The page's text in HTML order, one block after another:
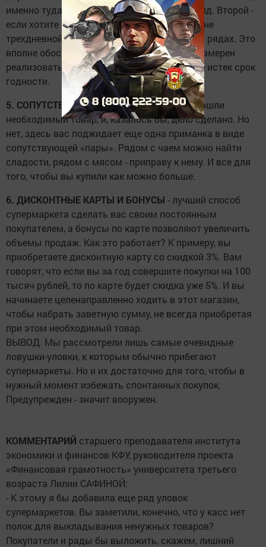
именно туда в первую очередь падает взгляд. Второй -
если хотите купить самое свежее молоко, а не
трехдневной давности, ищите его в дальних рядах. Это
вполне обоснованно, поскольку продавец намерен
реализовать весь свой товар, пока у него не истек срок
годности.
5. СОПУТСТВУЮЩИЕ ПРЕДЛОЖЕНИЯ. Вы нашли
необходимый товар, и, казалось бы, дело сделано. Но
нет, здесь вас поджидает еще одна приманка в виде
сопутствующей «пары». Рядом с чаем можно найти
сладости, рядом с мясом - приправу к нему. И все для
того, чтобы вы купили как можно больше.
6. ДИСКОНТНЫЕ КАРТЫ И БОНУСЫ - лучший способ
супермаркета сделать вас своим постоянным
покупателем, а бонусы по карте позволяют увеличить
объемы продаж. Как это работает? К примеру, вы
приобретаете дисконтную карту со скидкой 3%. Вам
говорят, что если вы за год совершите покупки на 100
тысяч рублей, то по карте будет скидка уже 5%. И вы
начинаете целенаправленно ходить в этот магазин,
чтобы набрать заветную сумму, не всегда приобретая
при этом необходимый товар.
ВЫВОД. Мы рассмотрели лишь самые очевидные
ловушки-уловки, к которым обычно прибегают
супермаркеты. Но и их достаточно для того, чтобы в
нужный момент избежать спонтанных покупок.
Предупрежден - значит вооружен.
КОММЕНТАРИЙ старшего преподавателя института
экономики и финансов КФУ, руководителя проекта
«Финансовая грамотность» университета третьего
возраста Лилии САФИНОЙ:
- К этому я бы добавила еще ряд уловок
супермаркетов. Вы заметили, конечно, что у касс нет
полок для выкладывания ненужных товаров?
Покупатели и рады бы выложить, скажем, лишний